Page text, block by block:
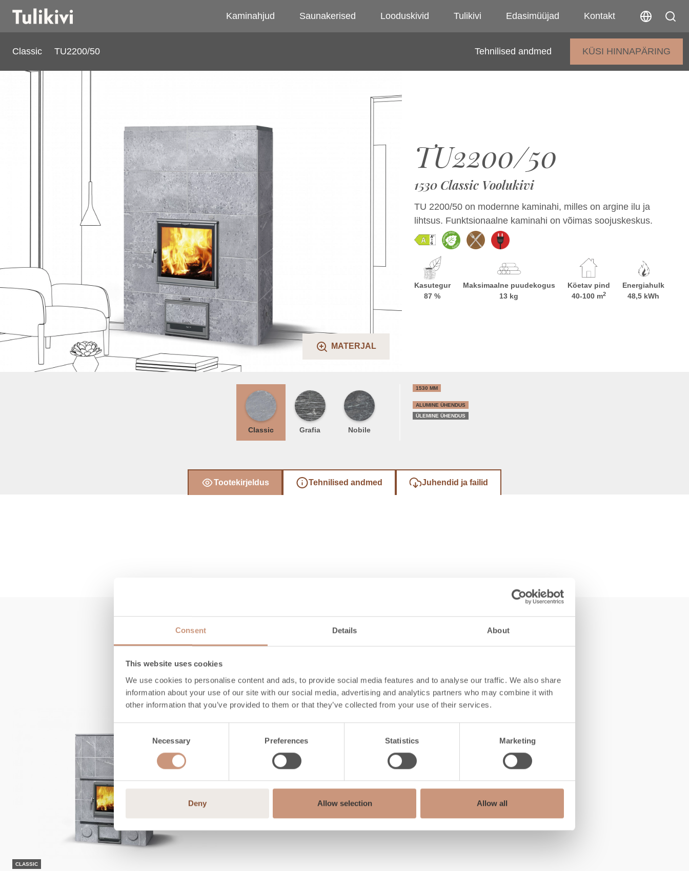
Consent Details About
This website uses cookies
We use cookies to personalise content and ads, to provide social media features and to analyse our traffic. We also share
information about your use of our site with our social media, advertising and analytics partners who may combine it with
other information that you’ve provided to them or that they’ve collected from your use of their services.
Necessary Preferences Statistics Marketing
Deny Allow selection Allow all
Kaminahjud Saunakerised Looduskivid Tulikivi Edasimüüjad Kontakt
Classic TU2200/50 Tehnilised andmed KÜSI HINNAPÄRING
TU2200/50
MATERJAL
TU2200/50
1530 Classic Voolukivi
TU 2200/50 on modernne kaminahi, milles on argine ilu ja
lihtsus. Funktsionaalne kaminahi on võimas soojuskeskus.
Kasutegur
87 %
Maksimaalne puudekogus
13 kg
Köetav pind
40-100 m2
Energiahulk
48,5 kWh
Classic Grafia Nobile
1530 MM
ALUMINE ÜHENDUS
ÜLEMINE ÜHENDUS
Tootekirjeldus Tehnilised andmed Juhendid ja failid
CLASSIC